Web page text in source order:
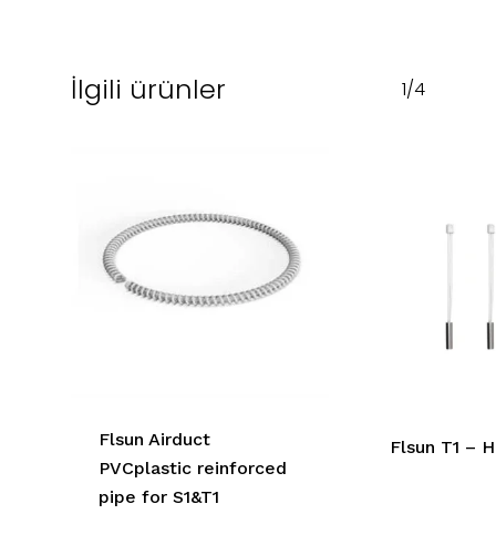
İlgili ürünler 1/4
Flsun Airduct
PVCplastic reinforced
pipe for S1&T1
Flsun T1 –